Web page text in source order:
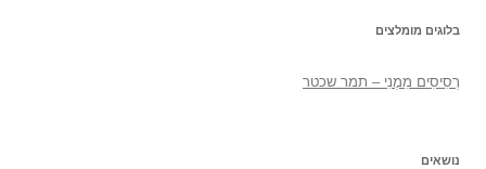
בלוגים מומלצים
רְסִיסִים מִמֶנִי – תמר שכטר
נושאים